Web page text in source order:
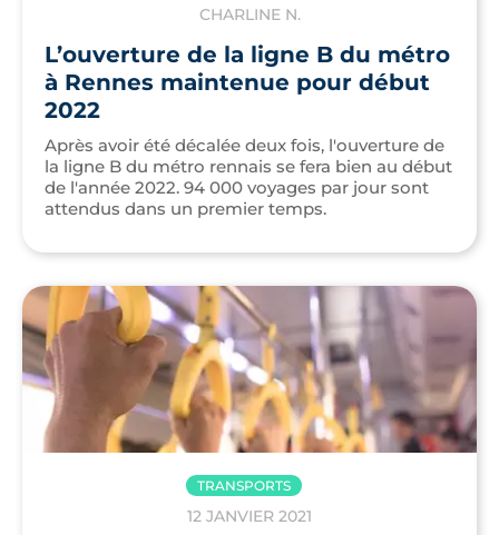
CHARLINE N.
L’ouverture de la ligne B du métro
à Rennes maintenue pour début
2022
Après avoir été décalée deux fois, l'ouverture de
la ligne B du métro rennais se fera bien au début
de l'année 2022. 94 000 voyages par jour sont
attendus dans un premier temps.
TRANSPORTS
12 JANVIER 2021